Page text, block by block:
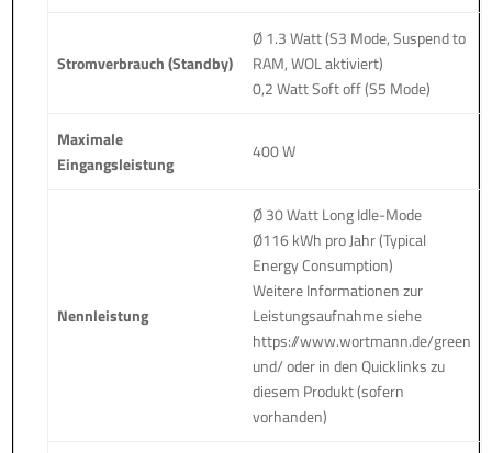
Stromverbrauch (Standby)
Ø 1.3 Watt (S3 Mode, Suspend to
RAM, WOL aktiviert)
0,2 Watt Soft off (S5 Mode)
Maximale
Eingangsleistung
400 W
Nennleistung
Ø 30 Watt Long Idle-Mode
Ø116 kWh pro Jahr (Typical
Energy Consumption)
Weitere Informationen zur
Leistungsaufnahme siehe
https://www.wortmann.de/green
und/ oder in den Quicklinks zu
diesem Produkt (sofern
vorhanden)